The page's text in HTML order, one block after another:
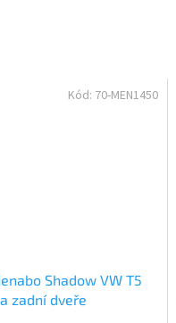
Shadow VW T5
zadní dveře
Kód: 70-MEN1450